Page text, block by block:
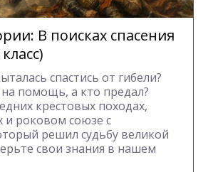
В поисках спасения
спастись от гибели?
помощь, а кто предал?
крестовых походах,
и роковом союзе с
решил судьбу великой
свои знания в нашем